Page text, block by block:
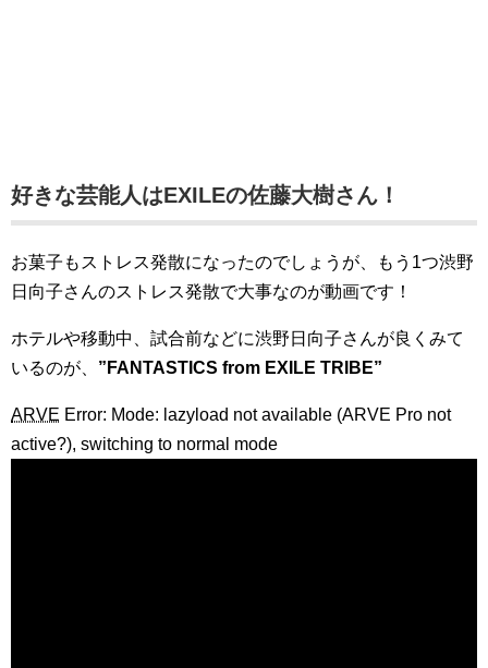
好きな芸能人はEXILEの佐藤大樹さん！
お菓子もストレス発散になったのでしょうが、もう1つ渋野
日向子さんのストレス発散で大事なのが動画です！
ホテルや移動中、試合前などに渋野日向子さんが良くみて
いるのが、 ”FANTASTICS from EXILE TRIBE”
ARVE Error: Mode: lazyload not available (ARVE Pro not
active?), switching to normal mode